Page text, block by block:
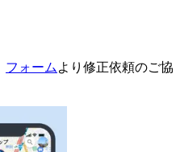
フォーム より修正依頼のご協